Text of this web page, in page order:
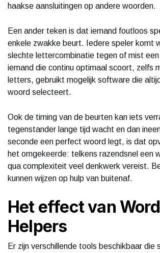
haakse aansluitingen op andere woorden.
Een ander teken is dat iemand foutloos
enkele zwakke beurt. Iedere speler komt
slechte lettercombinatie tegen of mist
iemand die continu optimaal scoort, zelfs
letters, gebruikt mogelijk software die
woord selecteert.
Ook de timing van de beurten kan iets
tegenstander lange tijd wacht en dan
seconde een perfect woord legt, is dat
het omgekeerde: telkens razendsnel een
qua complexiteit veel denkwerk vereist.
kunnen wijzen op hulp van buitenaf.
Het effect van
Helpers
Er zijn verschillende tools beschikbaar die